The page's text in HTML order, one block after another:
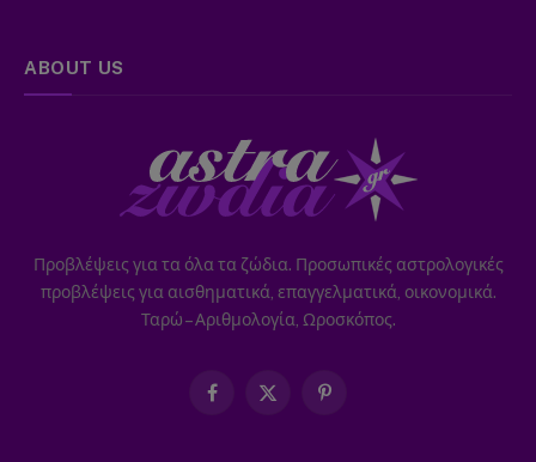
ABOUT US
Προβλέψεις για τα όλα τα ζώδια. Προσωπικές αστρολογικές
προβλέψεις για αισθηματικά, επαγγελματικά, οικονομικά.
Ταρώ – Αριθμολογία, Ωροσκόπος.
Facebook
X
Pinterest